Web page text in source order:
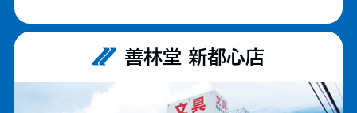
善林堂 新都心店